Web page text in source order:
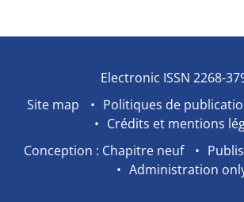
Electronic ISSN 2268-
Site map
Politiques de
Crédits et mentions
Conception : Chapitre neuf
Administration